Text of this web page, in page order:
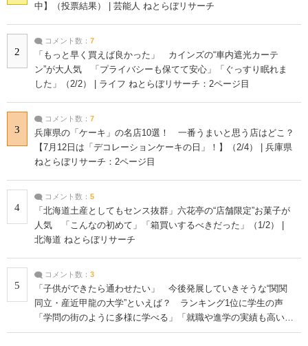
中】（投票結果） | 芸能人 ねとらぼリサーチ
2
コメント数： 7
「もっと早く買えば良かった」 カインズの“車内遮光カーテ
ン”が大人気 「プライバシーも保てて安心」「ぐっすり眠れま
した」（2/2） | ライフ ねとらぼリサーチ：2ページ目
3
コメント数： 7
兵庫県の「ケーキ」の名店10選！ 一番うまいと思う店はどこ？
【7月12日は「デコレーションケーキの日」！】（2/4） | 兵庫県
ねとらぼリサーチ：2ページ目
4
コメント数： 5
「北海道土産としてもセンス抜群」六花亭の“店舗限定”お菓子が
人気 「こんなの初めて」「箱買いするべきだった」（1/2） |
北海道 ねとらぼリサーチ
5
コメント数： 3
「子供ができたら通わせたい」 今後発展していきそうな“関関
同立・産近甲龍の大学”といえば？ ランキング1位に学生の声
「学問の街のように多様に学べる」「就職や進学の実績も高い」
| 大学 ねとらぼリサーチ